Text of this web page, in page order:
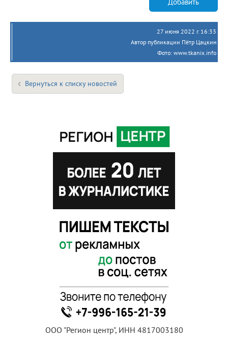
27 июня 2022 г. 16:33
Автор публикации Пётр Цацкин
Фото: www.tkanix.info
Вернуться к списку новостей
ООО "Регион центр", ИНН 4817003180